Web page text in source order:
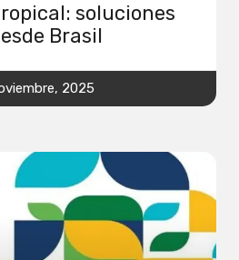
soluciones
Brasil
2025